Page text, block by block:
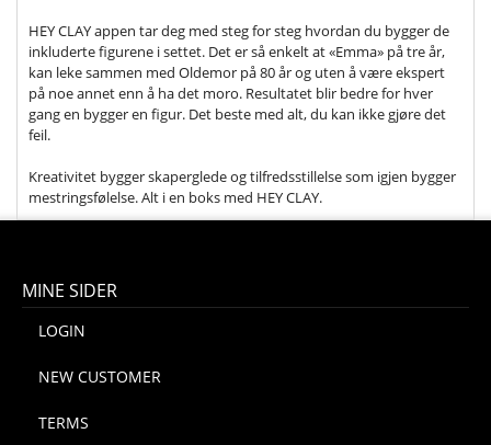
HEY CLAY appen tar deg med steg for steg hvordan du bygger de
inkluderte figurene i settet. Det er så enkelt at «Emma» på tre år,
kan leke sammen med Oldemor på 80 år og uten å være ekspert
på noe annet enn å ha det moro. Resultatet blir bedre for hver
gang en bygger en figur. Det beste med alt, du kan ikke gjøre det
feil.
Kreativitet bygger skaperglede og tilfredsstillelse som igjen bygger
mestringsfølelse. Alt i en boks med HEY CLAY.
MINE SIDER
LOGIN
NEW CUSTOMER
TERMS